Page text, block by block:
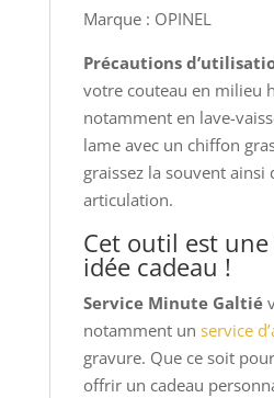
Marque : OPINEL
Précautions
votre couteau en milieu
notamment en lave-
lame avec un chiffon
graissez la souvent ainsi
articulation.
Cet outil est
idée cadeau !
Service Minute Galtié
notamment un service
gravure. Que ce soit
offrir un cadeau